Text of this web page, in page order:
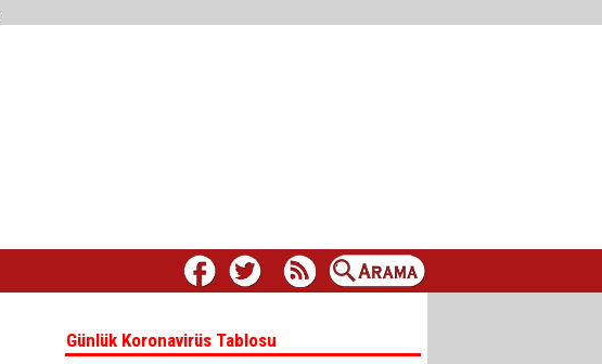
Günlük Koronavirüs Tablosu